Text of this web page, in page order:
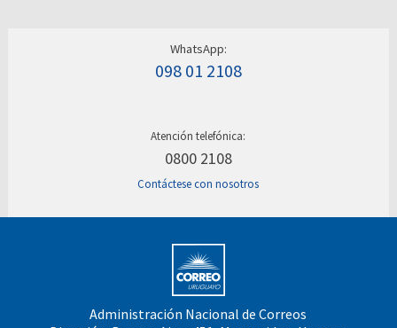
WhatsApp:
098 01 2108
Atención telefónica:
0800 2108
Contáctese con nosotros
Administración Nacional de Correos